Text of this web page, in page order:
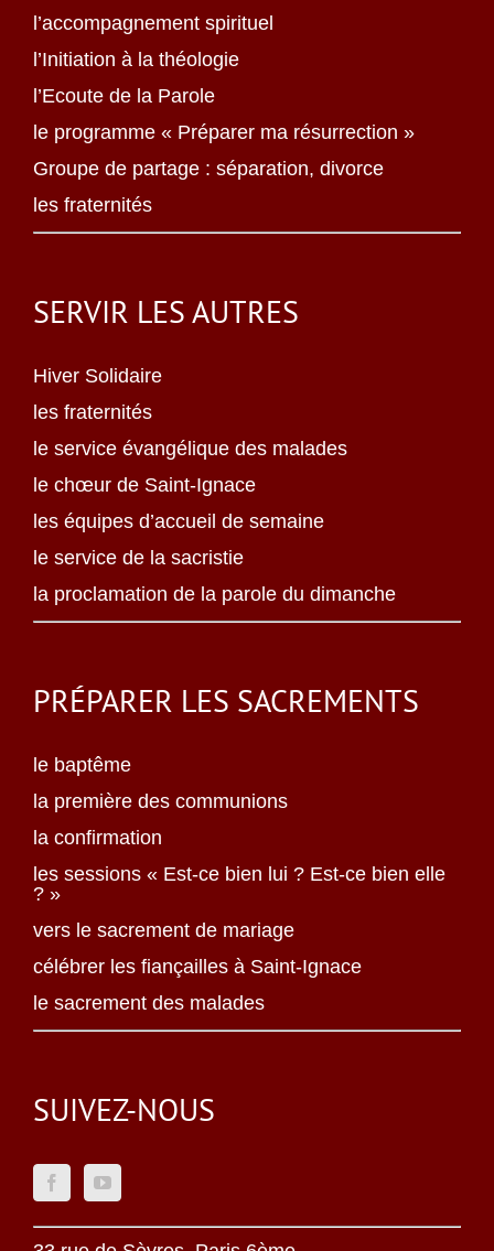
l’accompagnement spirituel
l’Initiation à la théologie
l’Ecoute de la Parole
le programme « Préparer ma résurrection »
Groupe de partage : séparation, divorce
les fraternités
SERVIR LES AUTRES
Hiver Solidaire
les fraternités
le service évangélique des malades
le chœur de Saint-Ignace
les équipes d’accueil de semaine
le service de la sacristie
la proclamation de la parole du dimanche
PRÉPARER LES SACREMENTS
le baptême
la première des communions
la confirmation
les sessions « Est-ce bien lui ? Est-ce bien elle
? »
vers le sacrement de mariage
célébrer les fiançailles à Saint-Ignace
le sacrement des malades
SUIVEZ-NOUS